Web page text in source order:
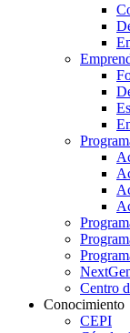
Centro
Conocimiento
CEPI